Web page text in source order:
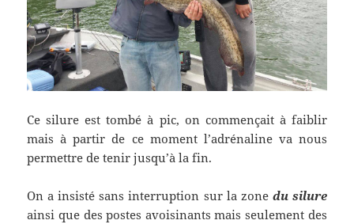
Ce silure est tombé à pic, on commençait à faiblir
mais à partir de ce moment l’adrénaline va nous
permettre de tenir jusqu’à la fin.
On a insisté sans interruption sur la zone du silure
ainsi que des postes avoisinants mais seulement des